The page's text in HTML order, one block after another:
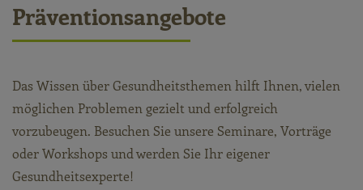
Präventionsangebote
Das Wissen über Gesundheitsthemen hilft Ihnen, vielen
möglichen Problemen gezielt und erfolgreich
vorzubeugen. Besuchen Sie unsere Seminare, Vorträge
oder Workshops und werden Sie Ihr eigener
Gesundheitsexperte!